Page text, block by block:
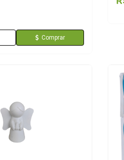
Comprar